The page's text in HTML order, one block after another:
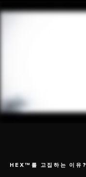
HEX™를 고집하는 이유?